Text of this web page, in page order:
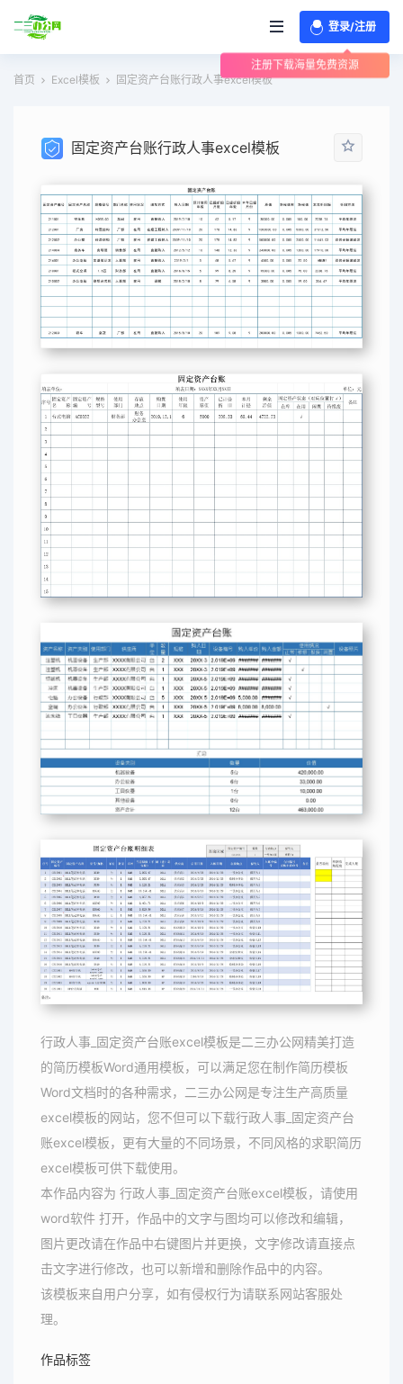
登录/注册
注册下载海量免费资源
首页 Excel模板 固定资产台账行政人事excel模板
固定资产台账行政人事excel模板
行政人事_固定资产台账excel模板是二三办公网精美打造
的简历模板Word通用模板，可以满足您在制作简历模板
Word文档时的各种需求，二三办公网是专注生产高质量
excel模板的网站，您不但可以下载行政人事_固定资产台
账excel模板，更有大量的不同场景，不同风格的求职简历
excel模板可供下载使用。
本作品内容为 行政人事_固定资产台账excel模板，请使用
word软件 打开，作品中的文字与图均可以修改和编辑，
图片更改请在作品中右键图片并更换，文字修改请直接点
击文字进行修改，也可以新增和删除作品中的内容。
该模板来自用户分享，如有侵权行为请联系网站客服处
理。
作品标签